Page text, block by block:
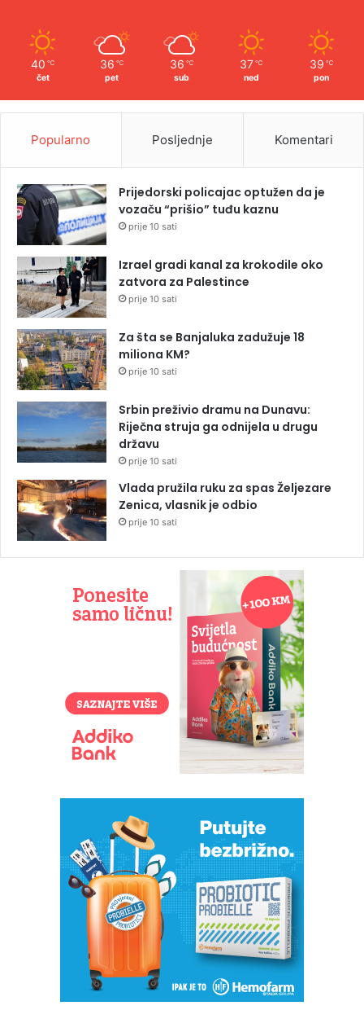
40 ℃
čet
36 ℃
pet
36 ℃
sub
37 ℃
ned
39 ℃
pon
Popularno Posljednje Komentari
Prijedorski policajac optužen da je
vozaču “prišio” tuđu kaznu
prije 10 sati
Izrael gradi kanal za krokodile oko
zatvora za Palestince
prije 10 sati
Za šta se Banjaluka zadužuje 18
miliona KM?
prije 10 sati
Srbin preživio dramu na Dunavu:
Riječna struja ga odnijela u drugu
državu
prije 10 sati
Vlada pružila ruku za spas Željezare
Zenica, vlasnik je odbio
prije 10 sati